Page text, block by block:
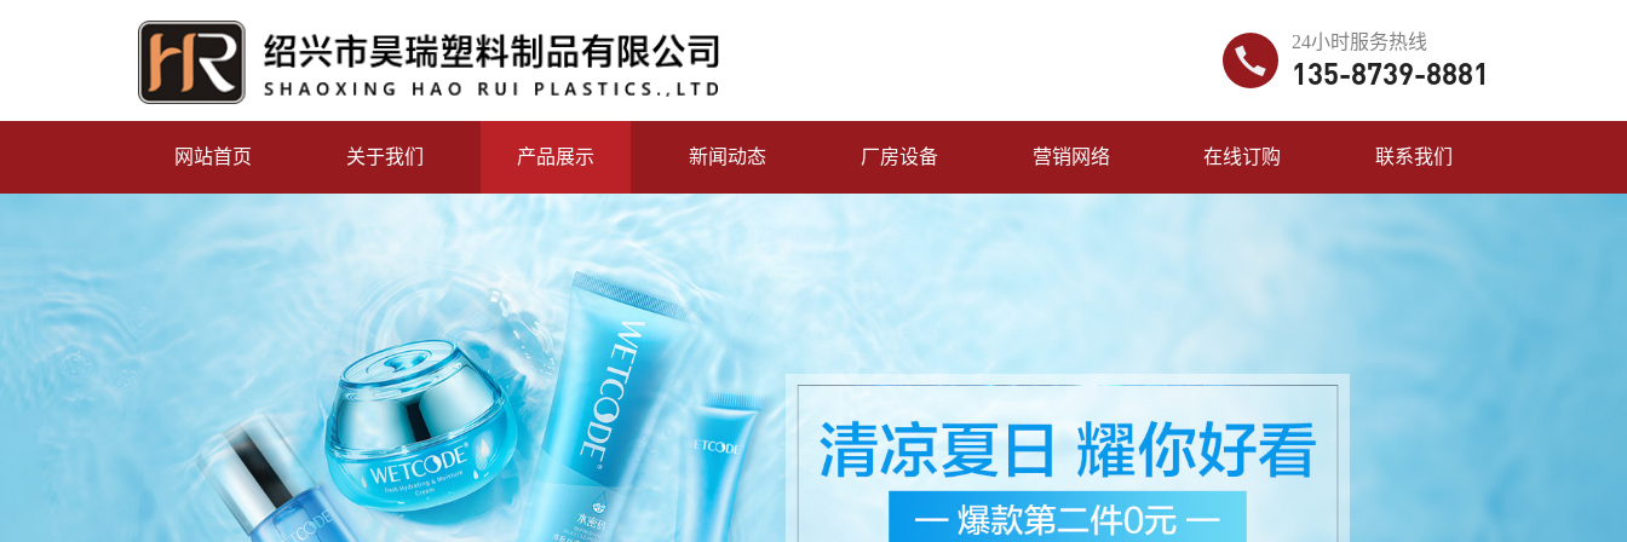
24小时服务热线
135-8739-8881
网站首页 关于我们 产品展示 新闻动态 厂房设备 营销网络 在线订购 联系我们